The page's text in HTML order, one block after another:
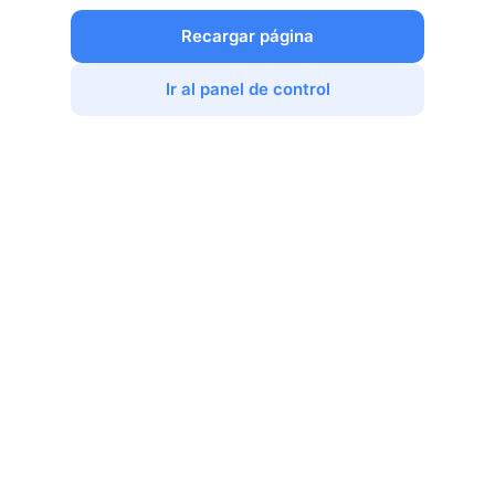
Recargar página
Ir al panel de control